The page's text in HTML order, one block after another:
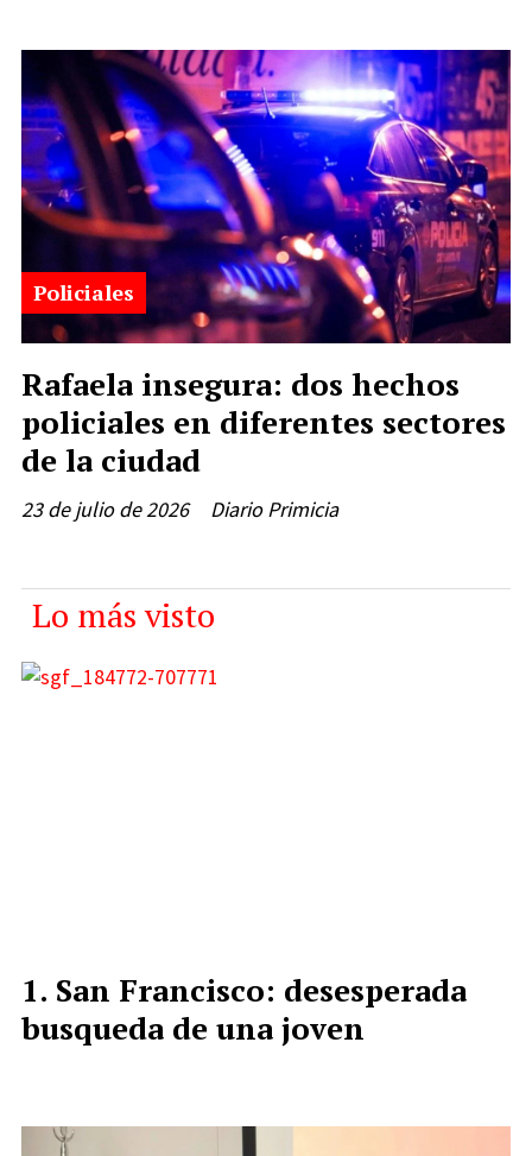
Rafaela insegura: dos hechos
policiales en diferentes sectores
de la ciudad
Diario Primicia
Policiales
23 de julio de 2026
Lo más visto
San Francisco: desesperada
busqueda de una joven